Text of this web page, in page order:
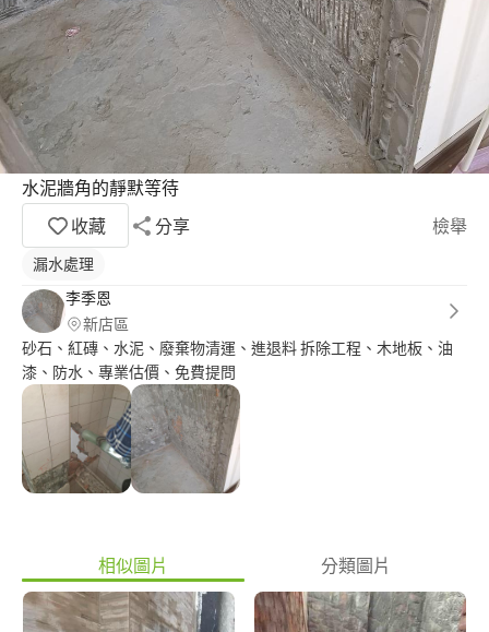
水泥牆角的靜默等待
收藏
分享 檢舉
漏水處理
李季恩
新店區
砂石、紅磚、水泥、廢棄物清運、進退料 拆除工程、木地板、油
漆、防水、專業估價、免費提問
相似圖片 分類圖片